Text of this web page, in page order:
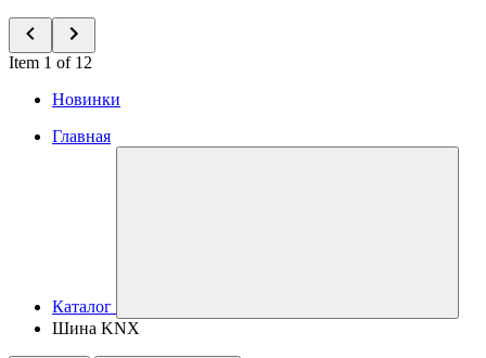
Item 1 of 12
Новинки
Главная
Каталог
Шина KNX